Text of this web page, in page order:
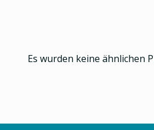
Es wurden keine ähnlichen